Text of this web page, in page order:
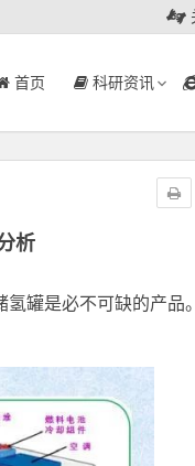
首页 科研资讯
析
罐是必不可缺的产品